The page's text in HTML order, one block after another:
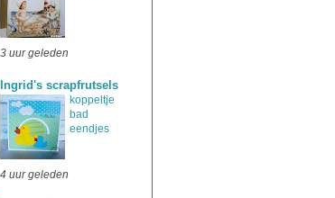
3 uur geleden
Ingrid's scrapfrutsels
koppeltje
bad
eendjes
4 uur geleden